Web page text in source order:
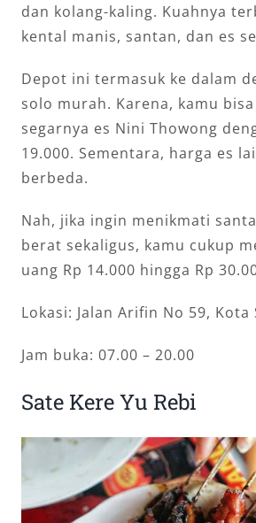
dan kolang-kaling. Kuahnya
kental manis, santan, dan es
Depot ini termasuk ke dalam
solo murah. Karena, kamu
segarnya es Nini Thowong
19.000. Sementara, harga es
berbeda.
Nah, jika ingin menikmati
berat sekaligus, kamu cukup
uang Rp 14.000 hingga Rp
Lokasi: Jalan Arifin No 59, Kota
Jam buka: 07.00 – 20.00
Sate Kere Yu Rebi